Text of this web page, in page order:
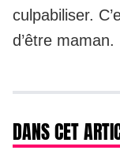
culpabiliser.
d’être maman.
DANS CET